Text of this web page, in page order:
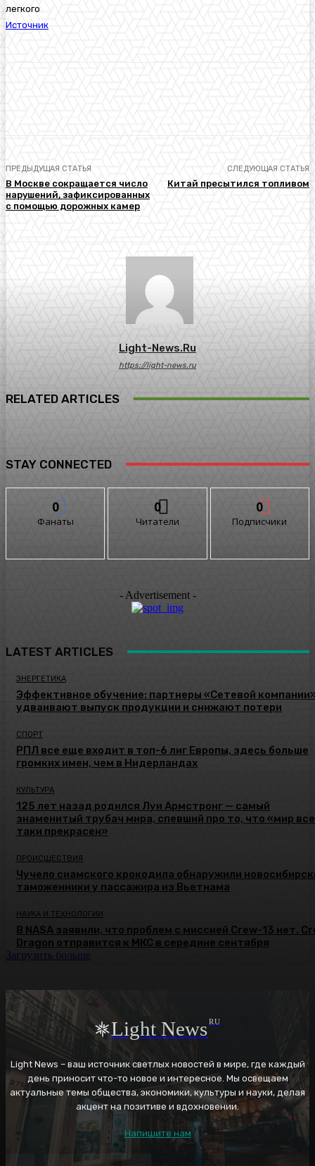
легкого
Источник
ПРЕДЫДУЩАЯ СТАТЬЯ
В Москве сокращается число
нарушений, зафиксированных
с помощью дорожных камер
СЛЕДУЮЩАЯ СТАТЬЯ
Китай пресытился топливом
Light-News.ru
https://light-news.ru
RELATED ARTICLES
STAY CONNECTED
0
Фанаты
0
Читатели
0
Подписчики
- Advertisement -
LATEST ARTICLES
ЭНЕРГЕТИКА
Эффективное обучение: партнеры «Сетевой
удваивают выпуск продукции и снижают потери
СПОРТ
РПЛ все еще входит в топ-6 лиг Европы, здесь больше
громких имен, чем в Нидерландах
КУЛЬТУРА
125 лет назад родился Луи Армстронг — самый
знаменитый трубач мира, спевший про то, что «мир
таки прекрасен»
ПРОИСШЕСТВИЯ
Чучело сиамского крокодила обнаружили
таможенники у пассажира из Вьетнама
НАУКА И ТЕХНОЛОГИИ
В NASA заявили, что проблем с миссией Crew-13 нет.
Dragon отправится к МКС в середине сентября
Загрузить больше
Light NewsRU
Light News – ваш источник светлых новостей в мире, где каждый
день приносит что-то новое и интересное. Мы освещаем
актуальные темы общества, экономики, культуры и науки, делая
акцент на позитиве и вдохновении.
Напишите нам